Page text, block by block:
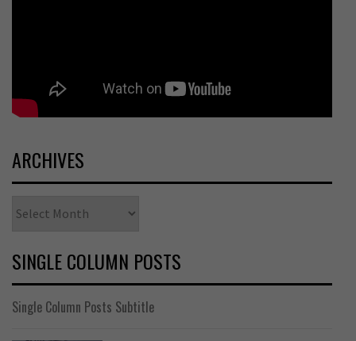
ARCHIVES
SINGLE COLUMN POSTS
Single Column Posts Subtitle